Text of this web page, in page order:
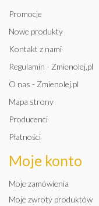
Promocje
Nowe produkty
Kontakt z nami
Regulamin - Zmienolej.pl
O nas - Zmienolej.pl
Mapa strony
Producenci
Płatności
Moje konto
Moje zamówienia
Moje zwroty produktów